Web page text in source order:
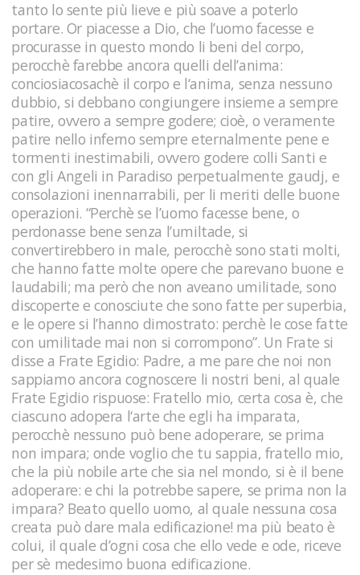
tanto lo sente più lieve e più soave a poterlo
portare. Or piacesse a Dio, che l’uomo facesse e
procurasse in questo mondo li beni del corpo,
perocchè farebbe ancora quelli dell’anima:
conciosiacosachè il corpo e l‘anima, senza nessuno
dubbio, si debbano congiungere insieme a sempre
patire, ovvero a sempre godere; cioè, o veramente
patire nello inferno sempre eternalmente pene e
tormenti inestimabili, ovvero godere colli Santi e
con gli Angeli in Paradiso perpetualmente gaudj, e
consolazioni inennarrabili, per li meriti delle buone
operazioni. “Perchè se l’uomo facesse bene, o
perdonasse bene senza l’umiltade, si
convertirebbero in male, perocchè sono stati molti,
che hanno fatte molte opere che parevano buone e
laudabili; ma però che non aveano umilitade, sono
discoperte e conosciute che sono fatte per superbia,
e le opere si l’hanno dimostrato: perchè le cose fatte
con umilitade mai non si corrompono”. Un Frate si
disse a Frate Egidio: Padre, a me pare che noi non
sappiamo ancora cognoscere li nostri beni, al quale
Frate Egidio rispuose: Fratello mio, certa cosa è, che
ciascuno adopera l‘arte che egli ha imparata,
perocchè nessuno può bene adoperare, se prima
non impara; onde voglio che tu sappia, fratello mio,
che la più nobile arte che sia nel mondo, si è il bene
adoperare: e chi la potrebbe sapere, se prima non la
impara? Beato quello uomo, al quale nessuna cosa
creata può dare mala edificazione! ma più beato è
colui, il quale d’ogni cosa che ello vede e ode, riceve
per sè medesimo buona edificazione.